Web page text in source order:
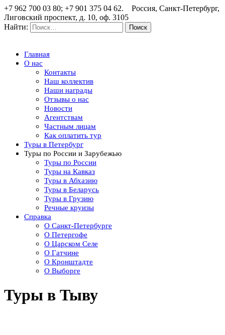
+7 962 700 03 80; +7 901 375 04 62. Россия, Санкт-Петербург,
Лиговский проспект, д. 10, оф. 3105
Найти:
Главная
О нас
Контакты
Наш коллектив
Наши награды
Отзывы о нас
Новости
Агентствам
Частным лицам
Как оплатить тур
Туры в Петербург
Туры по России и Зарубежью
Туры по России
Туры на Кавказ
Туры в Абхазию
Туры в Беларусь
Туры в Грузию
Речные круизы
Справка
О Санкт-Петербурге
О Петергофе
О Царском Селе
О Гатчине
О Кронштадте
О Выборге
Туры в Тыву